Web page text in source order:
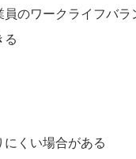
のワークライフバラ
る
くい場合がある